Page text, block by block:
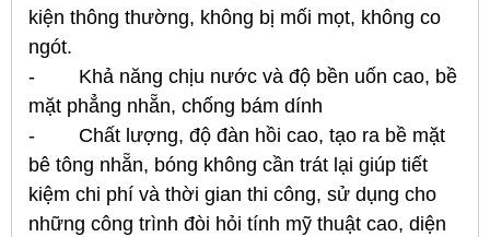
kiện thông thường, không bị mối mọt, không co
ngót.
- Khả năng chịu nước và độ bền uốn cao, bề
mặt phẳng nhẵn, chống bám dính
- Chất lượng, độ đàn hồi cao, tạo ra bề mặt
bê tông nhẵn, bóng không cần trát lại giúp tiết
kiệm chi phí và thời gian thi công, sử dụng cho
những công trình đòi hỏi tính mỹ thuật cao, diện